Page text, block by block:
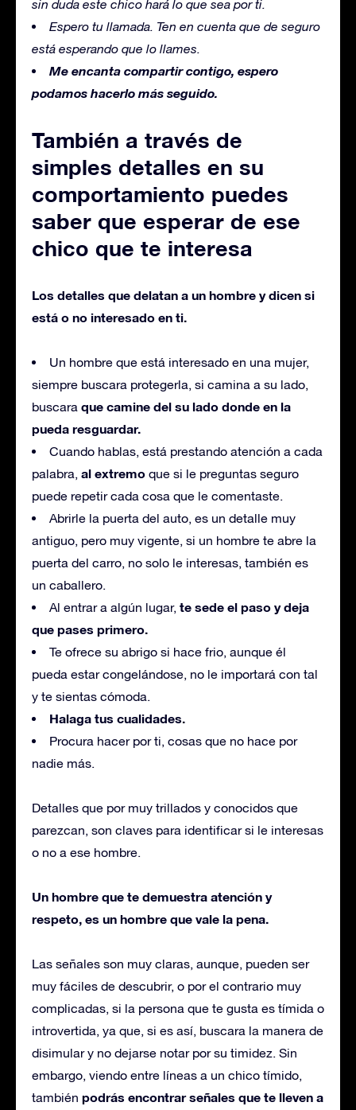
sin duda este chico hará lo que sea por ti.
Espero tu llamada. Ten en cuenta que de seguro
está esperando que lo llames.
Me encanta compartir contigo, espero
podamos hacerlo más seguido.
También a través de
simples detalles en su
comportamiento puedes
saber que esperar de ese
chico que te interesa
Los detalles que delatan a un hombre y dicen si
está o no interesado en ti.
Un hombre que está interesado en una mujer,
siempre buscara protegerla, si camina a su lado,
buscara que camine del su lado donde en la
pueda resguardar.
Cuando hablas, está prestando atención a cada
palabra, al extremo que si le preguntas seguro
puede repetir cada cosa que le comentaste.
Abrirle la puerta del auto, es un detalle muy
antiguo, pero muy vigente, si un hombre te abre la
puerta del carro, no solo le interesas, también es
un caballero.
Al entrar a algún lugar, te sede el paso y deja
que pases primero.
Te ofrece su abrigo si hace frio, aunque él
pueda estar congelándose, no le importará con tal
y te sientas cómoda.
Halaga tus cualidades.
Procura hacer por ti, cosas que no hace por
nadie más.
Detalles que por muy trillados y conocidos que
parezcan, son claves para identificar si le interesas
o no a ese hombre.
Un hombre que te demuestra atención y
respeto, es un hombre que vale la pena.
Las señales son muy claras, aunque, pueden ser
muy fáciles de descubrir, o por el contrario muy
complicadas, si la persona que te gusta es tímida o
introvertida, ya que, si es así, buscara la manera de
disimular y no dejarse notar por su timidez. Sin
embargo, viendo entre líneas a un chico tímido,
también podrás encontrar señales que te lleven a